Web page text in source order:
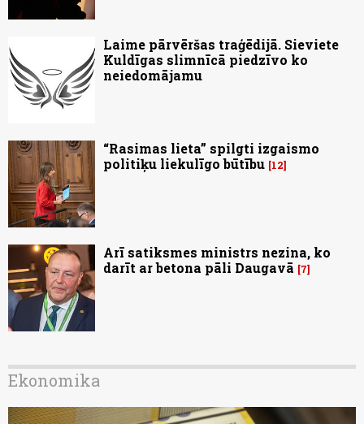
Laime pārvēršas traģēdijā. Sieviete
Kuldīgas slimnīcā piedzīvo ko
neiedomājamu
“Rasimas lieta” spilgti izgaismo
politiķu liekulīgo būtību 12
Arī satiksmes ministrs nezina, ko
darīt ar betona pāli Daugavā
7
Ekonomika